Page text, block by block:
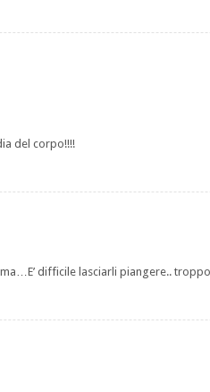
del corpo!!!!
difficile lasciarli piangere..